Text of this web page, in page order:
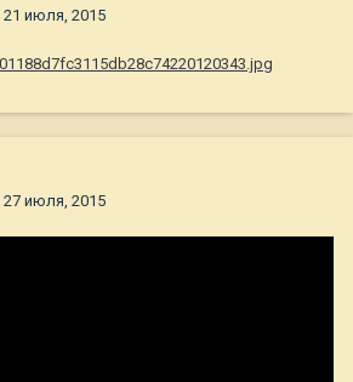
21 июля, 2015
27 июля, 2015